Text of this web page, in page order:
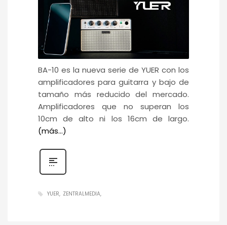
BA-10 es la nueva serie de YUER con los
amplificadores para guitarra y bajo de
tamaño más reducido del mercado.
Amplificadores que no superan los
10cm de alto ni los 16cm de largo.
(más…)
YUER ZENTRALMEDIA